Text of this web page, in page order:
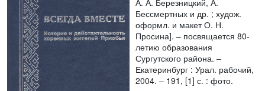
А. А. Березницкий, А.
Бессмертных и др. ; худож.
оформл. и макет О. Н.
Просина]. – посвящается 80-
летию образования
Сургутского района. –
Екатеринбург : Урал. рабочий,
2004. – 191, [1] с. : фото.